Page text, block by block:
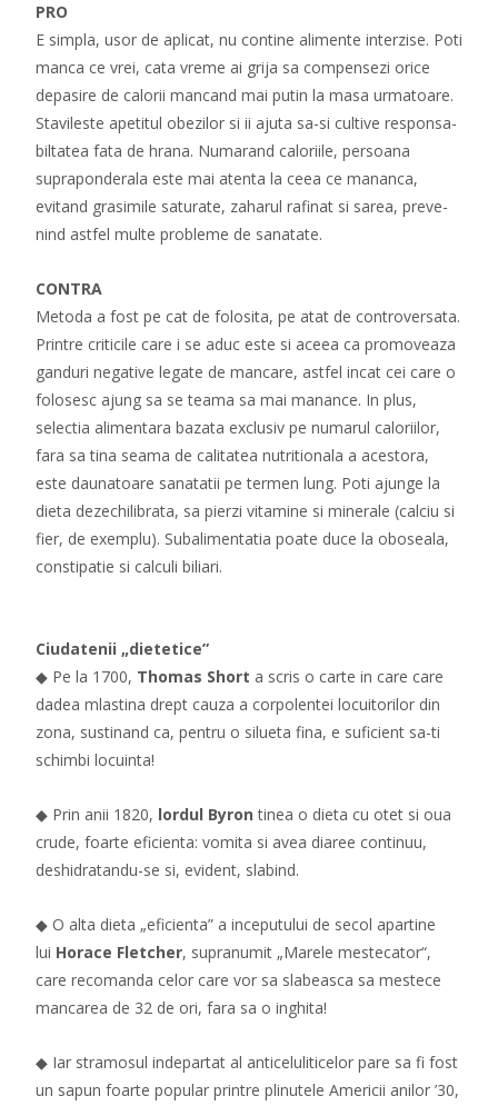
PRO
E simpla, usor de aplicat, nu contine alimente interzise. Poti
manca ce vrei, cata vreme ai grija sa compensezi orice
depasire de calorii mancand mai putin la masa urmatoare.
Stavileste apetitul obezilor si ii ajuta sa-si cultive responsa-
biltatea fata de hrana. Numarand caloriile, persoana
supraponderala este mai atenta la ceea ce mananca,
evitand grasimile saturate, zaharul rafinat si sarea, preve-
nind astfel multe probleme de sanatate.
CONTRA
Metoda a fost pe cat de folosita, pe atat de controversata.
Printre criticile care i se aduc este si aceea ca promoveaza
ganduri negative legate de mancare, astfel incat cei care o
folosesc ajung sa se teama sa mai manance. In plus,
selectia alimentara bazata exclusiv pe numarul caloriilor,
fara sa tina seama de calitatea nutritionala a acestora,
este daunatoare sanatatii pe termen lung. Poti ajunge la
dieta dezechilibrata, sa pierzi vitamine si minerale (calciu si
fier, de exemplu). Subalimentatia poate duce la oboseala,
constipatie si calculi biliari.
Ciudatenii „dietetice”
◆ Pe la 1700, Thomas Short a scris o carte in care care
dadea mlastina drept cauza a corpolentei locuitorilor din
zona, sustinand ca, pentru o silueta fina, e suficient sa-ti
schimbi locuinta!
◆ Prin anii 1820, lordul Byron tinea o dieta cu otet si oua
crude, foarte eficienta: vomita si avea diaree continuu,
deshidratandu-se si, evident, slabind.
◆ O alta dieta „eficienta” a inceputului de secol apartine
lui Horace Fletcher, supranumit „Marele mestecator“,
care recomanda celor care vor sa slabeasca sa mestece
mancarea de 32 de ori, fara sa o inghita!
◆ Iar stramosul indepartat al anticeluliticelor pare sa fi fost
un sapun foarte popular printre plinutele Americii anilor ’30,